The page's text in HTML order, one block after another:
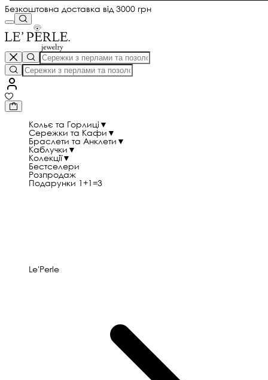
Безкоштовна доставка від 3000 грн
Кольє та Горлиці ▼
Сережки та Кафи ▼
Браслети та Анклети ▼
Каблучки ▼
Колекції▼
Бестселери
Розпродаж
Подарунки 1+1=3
Le'Perle